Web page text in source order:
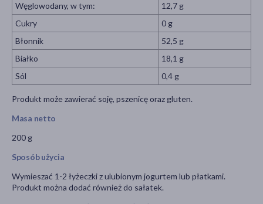
Węglowodany, w tym:
12,7 g
Cukry
0 g
Błonnik
52,5 g
Białko
18,1 g
Sól
0,4 g
Produkt może zawierać soję, pszenicę oraz gluten.
Masa netto
200 g
Sposób użycia
Wymieszać 1-2 łyżeczki z ulubionym jogurtem lub płatkami.
Produkt można dodać również do sałatek.